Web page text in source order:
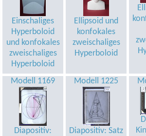
Einschaliges
Hyperboloid
und konfokales
zweischaliges
Hyperboloid
Ellipsoid und
konfokales
zweischaliges
Hyperboloid
Modell 1169
Diapositiv:
Modell 1225
Diapositiv: Satz